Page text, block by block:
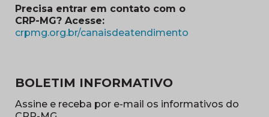
Precisa entrar em contato com o
CRP-MG? Acesse:
crpmg.org.br/canaisdeatendimento
BOLETIM INFORMATIVO
Assine e receba por e-mail os informativos do